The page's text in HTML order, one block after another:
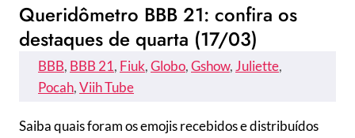
Queridômetro BBB 21: confira os
destaques de quarta (17/03)
BBB, BBB 21, Fiuk, Globo, Gshow, Juliette
Pocah, Viih Tube
Saiba quais foram os emojis recebidos e distribuídos